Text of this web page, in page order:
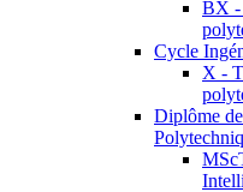
BX -
Cycle
X -
Diplôme